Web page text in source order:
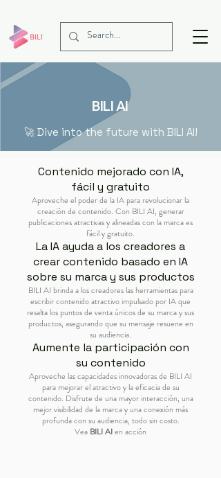
BILI AI
🚀 Dive into the future with BILI AI!
Contenido mejorado con IA,
fácil y gratuito
Aproveche el poder de la IA para revolucionar la
creación de contenido. Con BILI AI, generar
publicaciones atractivas y alineadas con la marca es
fácil y gratuito.
La IA ayuda a los creadores a
crear contenido basado en IA
sobre su marca y sus productos
BILI AI brinda a los creadores las herramientas para
escribir contenido atractivo impulsado por IA que
resalta los puntos de venta únicos de su marca y sus
productos, asegurando que su mensaje resuene en
su audiencia.
Aumente la participación con
su contenido
Aproveche las capacidades innovadoras de BILI AI
para mejorar el atractivo y la eficacia de su
contenido. Disfrute de una mayor interacción, una
mejor visibilidad de la marca y una conexión más
profunda con su audiencia, todo sin costo.
Vea BILI AIen acción